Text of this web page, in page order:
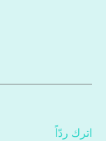
اترك ردّاً